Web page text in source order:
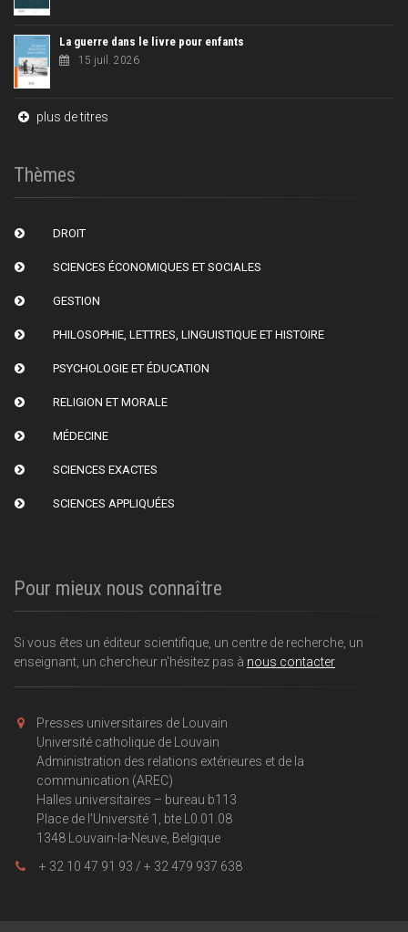
La guerre dans le livre pour enfants
15 juil. 2026
plus de titres
Thèmes
DROIT
SCIENCES ÉCONOMIQUES ET SOCIALES
GESTION
PHILOSOPHIE, LETTRES, LINGUISTIQUE ET HISTOIRE
PSYCHOLOGIE ET ÉDUCATION
RELIGION ET MORALE
MÉDECINE
SCIENCES EXACTES
SCIENCES APPLIQUÉES
Pour mieux nous connaître
Si vous êtes un éditeur scientifique, un centre de recherche, un
enseignant, un chercheur n'hésitez pas à nous contacter
Presses universitaires de Louvain
Université catholique de Louvain
Administration des relations extérieures et de la
communication (AREC)
Halles universitaires – bureau b113
Place de l'Université 1, bte L0.01.08
1348 Louvain-la-Neuve, Belgique
+ 32 10 47 91 93 / + 32 479 937 638